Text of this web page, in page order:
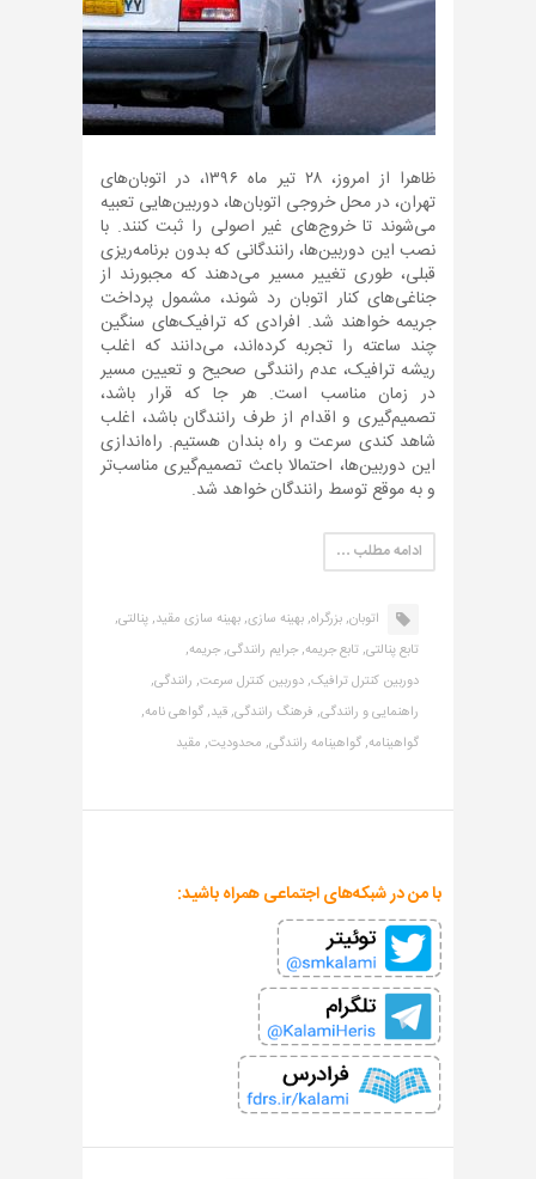
ظاهرا از امروز، ۲۸ تیر ماه ۱۳۹۶، در اتوبان‌های
تهران، در محل خروجی اتوبان‌ها، دوربین‌هایی تعبیه
می‌شوند تا خروج‌های غیر اصولی را ثبت کنند. با
نصب این دوربین‌ها، رانندگانی که بدون برنامه‌ریزی
قبلی، طوری تغییر مسیر می‌دهند که مجبورند از
جناغی‌های کنار اتوبان رد شوند، مشمول پرداخت
جریمه خواهند شد. افرادی که ترافیک‌های سنگین
چند ساعته را تجربه کرده‌اند، می‌دانند که اغلب
ریشه ترافیک، عدم رانندگی صحیح و تعیین مسیر
در زمان مناسب است. هر جا که قرار باشد،
تصمیم‌گیری و اقدام از طرف رانندگان باشد، اغلب
شاهد کندی سرعت و راه بندان هستیم. راه‌اندازی
این دوربین‌ها، احتمالا باعث تصمیم‌گیری مناسب‌تر
و به موقع توسط رانندگان خواهد شد.
ادامه مطلب …
اتوبان,بزرگراه,بهینه سازی,بهینه سازی مقید,پنالتی,
تابع پنالتی,تابع جریمه,جرایم رانندگی,جریمه,
دوربین کنترل ترافیک,دوربین کنترل سرعت, رانندگی,
راهنمایی و رانندگی, فرهنگ رانندگی,قید,گواهی نامه,
گواهینامه,گواهینامه رانندگی, محدودیت, مقید
با من در شبکه‌های اجتماعی همراه باشید: